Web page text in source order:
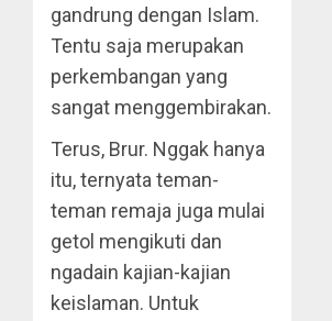
gandrung dengan Islam.
Tentu saja merupakan
perkembangan yang
sangat menggembirakan.
Terus, Brur. Nggak hanya
itu, ternyata teman-
teman remaja juga mulai
getol mengikuti dan
ngadain kajian-kajian
keislaman. Untuk